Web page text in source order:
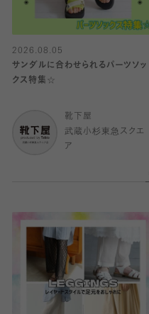
2026.08.05
サンダルに合わせられるパーツソッ
クス特集☆
靴下屋
武蔵小杉東急スクエ
ア